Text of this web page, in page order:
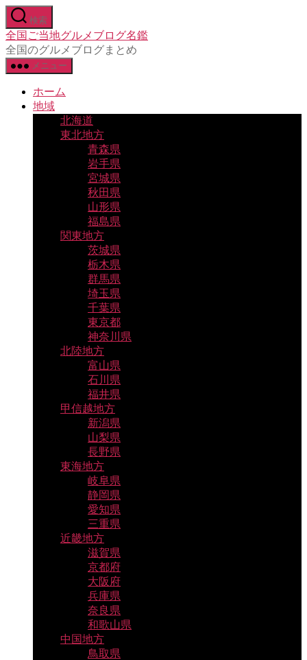
コ
ン
テ
ン
ツ
検索
全国ご当地グルメブログ名鑑
全国のグルメブログまとめ
メニュー
ホーム
地域
北海道
東北地方
青森県
岩手県
宮城県
秋田県
山形県
福島県
関東地方
茨城県
栃木県
群馬県
埼玉県
千葉県
東京都
神奈川県
北陸地方
富山県
石川県
福井県
甲信越地方
新潟県
山梨県
長野県
東海地方
岐阜県
静岡県
愛知県
三重県
近畿地方
滋賀県
京都府
大阪府
兵庫県
奈良県
和歌山県
中国地方
鳥取県